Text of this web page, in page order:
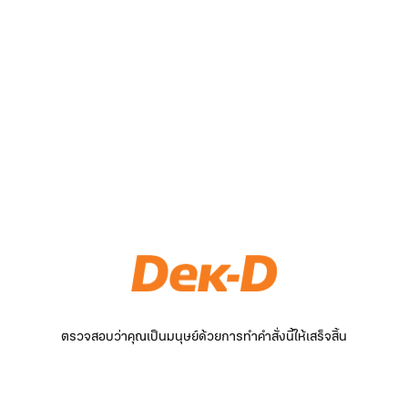
ตรวจสอบว่าคุณเป็นมนุษย์ด้วยการทำคำสั่งนี้ให้เสร็จสิ้น